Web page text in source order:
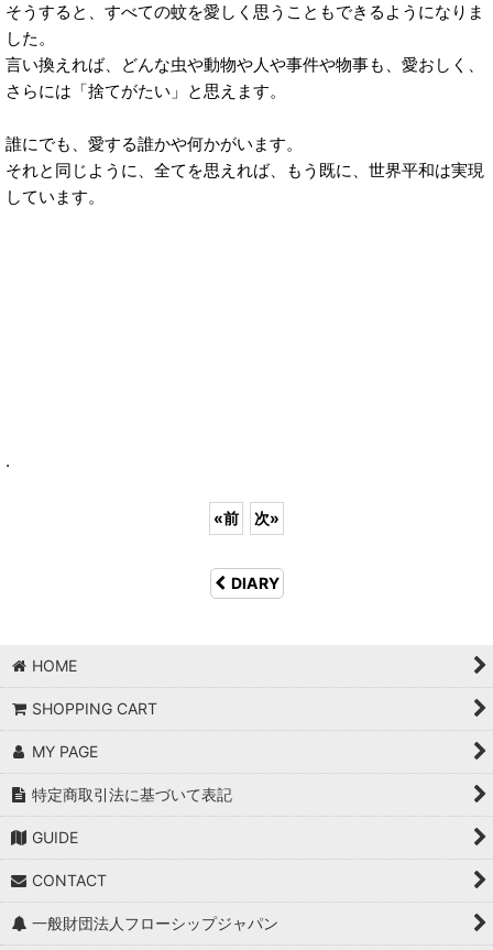
そうすると、すべての蚊を愛しく思うこともできるようになりま
した。
言い換えれば、どんな虫や動物や人や事件や物事も、愛おしく、
さらには「捨てがたい」と思えます。
誰にでも、愛する誰かや何かがいます。
それと同じように、全てを思えれば、もう既に、世界平和は実現
しています。
.
«前 次»
DIARY
HOME
SHOPPING CART
MY PAGE
特定商取引法に基づいて表記
GUIDE
CONTACT
一般財団法人フローシップジャパン